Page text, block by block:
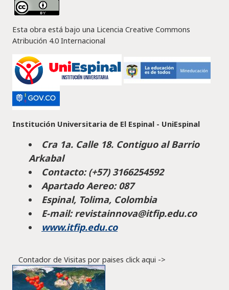
Esta obra está bajo una Licencia Creative Commons
Atribución 4.0 Internacional
Institución Universitaria de El Espinal - UniEspinal
Cra 1a. Calle 18. Contiguo al Barrio
Arkabal
Contacto: (+57) 3166254592
Apartado Aereo: 087
Espinal, Tolima, Colombia
E-mail: revistainnova@itfip.edu.co
www.itfip.edu.co
Contador de Visitas por paises click aqui ->